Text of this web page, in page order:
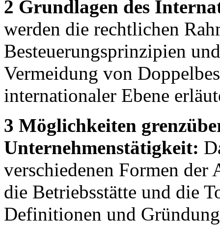
2 Grundlagen des
werden die rechtlichen
Besteuerungsprinzipien
Vermeidung von
internationaler Ebene
3 Möglichkeiten
Unternehmenstätigkeit:
verschiedenen Formen
die Betriebsstätte und die
Definitionen und